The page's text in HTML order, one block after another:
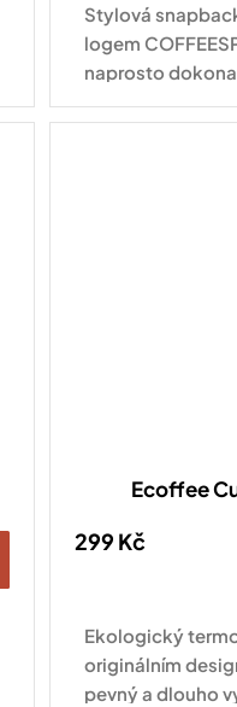
Stylová
logem
naprosto
pro každodenní
na první pohled
Ecoffee
299 Kč
Ekologický
originálním
pevný a dlouho